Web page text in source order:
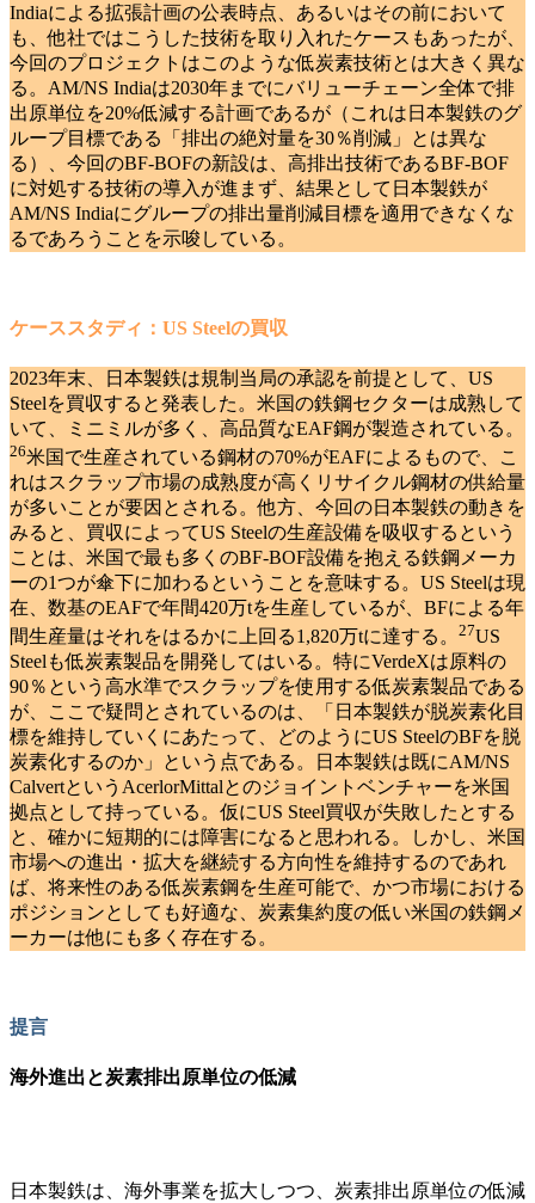
Indiaによる拡張計画の公表時点、あるいはその前において
も、他社ではこうした技術を取り入れたケースもあったが、
今回のプロジェクトはこのような低炭素技術とは大きく異な
る。AM/NS Indiaは2030年までにバリューチェーン全体で排
出原単位を20%低減する計画であるが（これは日本製鉄のグ
ループ目標である「排出の絶対量を30％削減」とは異な
る）、今回のBF-BOFの新設は、高排出技術であるBF-BOF
に対処する技術の導入が進まず、結果として日本製鉄が
AM/NS Indiaにグループの排出量削減目標を適用できなくな
るであろうことを示唆している。
ケーススタディ：US Steelの買収
2023年末、日本製鉄は規制当局の承認を前提として、US
Steelを買収すると発表した。米国の鉄鋼セクターは成熟して
いて、ミニミルが多く、高品質なEAF鋼が製造されている 。
26米国で生産されている鋼材の70%がEAFによるもので、こ
れはスクラップ市場の成熟度が高くリサイクル鋼材の供給量
が多いことが要因とされる。他方、今回の日本製鉄の動きを
みると、買収によってUS Steelの生産設備を吸収するという
ことは、米国で最も多くのBF-BOF設備を抱える鉄鋼メーカ
ーの1つが傘下に加わるということを意味する。US Steelは現
在、数基のEAFで年間420万tを生産しているが、BFによる年
間生産量はそれをはるかに上回る1,820万tに達する。 27US
Steelも低炭素製品を開発してはいる。特にVerdeXは原料の
90％という高水準でスクラップを使用する低炭素製品である
が、ここで疑問とされているのは、「日本製鉄が脱炭素化目
標を維持していくにあたって、どのようにUS SteelのBFを脱
炭素化するのか」という点である。日本製鉄は既にAM/NS
CalvertというAcerlorMittalとのジョイントベンチャーを米国
拠点として持っている。仮にUS Steel買収が失敗したとする
と、確かに短期的には障害になると思われる。しかし、米国
市場への進出・拡大を継続する方向性を維持するのであれ
ば、将来性のある低炭素鋼を生産可能で、かつ市場における
ポジションとしても好適な、炭素集約度の低い米国の鉄鋼メ
ーカーは他にも多く存在する。
提言
海外進出と炭素排出原単位の低減
日本製鉄は、海外事業を拡大しつつ、炭素排出原単位の低減